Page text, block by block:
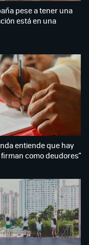
pese a tener una
está en una
entiende que hay
como deudores"